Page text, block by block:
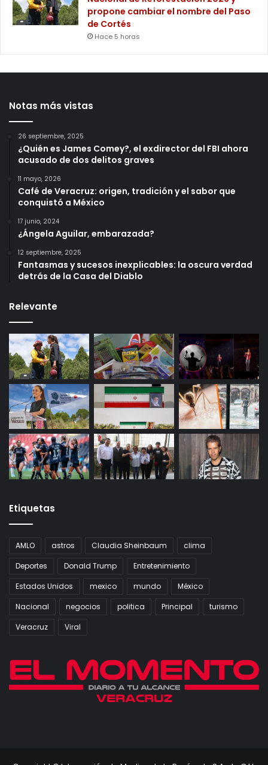
propone cambiar el nombre del Paso
de Cortés
Hace 5 horas
Notas más vistas
26 septiembre, 2025
¿Quién es James Comey?, el exdirector del FBI ahora
acusado de dos delitos graves
11 mayo, 2026
Café de Veracruz: origen, tradición y el sabor que
conquistó a México
17 junio, 2024
¿Ángela Aguilar, embarazada?
12 septiembre, 2025
Fantasmas y sucesos inexplicables: la oscura verdad
detrás de la Casa del Diablo
Relevante
Etiquetas
AMLO astros Claudia Sheinbaum
clima
Deportes
Donald Trump
Entretenimiento
Estados Unidos
mexico mundo
México
Nacional
negocios politica Principal
turismo
Veracruz
Viral